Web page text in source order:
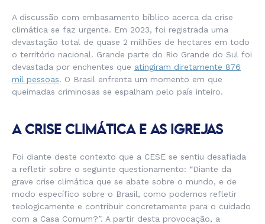
A discussão com embasamento bíblico acerca da crise
climática se faz urgente. Em 2023, foi registrada uma
devastação total de quase 2 milhões de hectares em todo
o território nacional. Grande parte do Rio Grande do Sul foi
devastada por enchentes que atingiram diretamente 876
mil pessoas. O Brasil enfrenta um momento em que
queimadas criminosas se espalham pelo país inteiro.
A CRISE CLIMÁTICA E AS IGREJAS
Foi diante deste contexto que a CESE se sentiu desafiada
a refletir sobre o seguinte questionamento: “Diante da
grave crise climática que se abate sobre o mundo, e de
modo específico sobre o Brasil, como podemos refletir
teologicamente e contribuir concretamente para o cuidado
com a Casa Comum?”. A partir desta provocação, a